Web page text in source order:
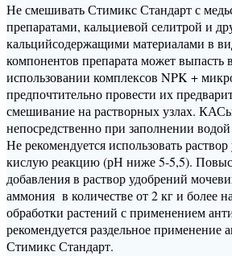
Не смешивать Стимикс Стандарт с
препаратами, кальциевой селитрой и
кальцийсодержащими материалами в
компонентов препарата может выпасть
использовании комплексов NPK +
предпочтительно провести их
смешивание на растворных узлах.
непосредственно при заполнении
Не рекомендуется использовать
кислую реакцию (рН ниже 5-5,5).
добавления в раствор удобрений
аммония в количестве от 2 кг и более
обработки растений с применением
рекомендуется раздельное применение
Стимикс Стандарт.